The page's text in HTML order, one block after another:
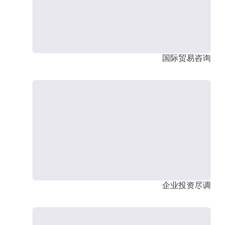
国际贸易咨询
企业投资尽调